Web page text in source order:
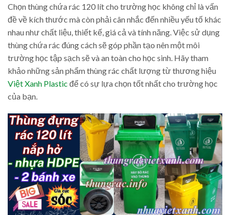
Chọn thùng chứa rác 120 lít cho trường học không chỉ là vấn
đề về kích thước mà còn phải cân nhắc đến nhiều yếu tố khác
nhau như chất liệu, thiết kế, giá cả và tính năng. Việc sử dụng
thùng chứa rác đúng cách sẽ góp phần tạo nên một môi
trường học tập sạch sẽ và an toàn cho học sinh. Hãy tham
khảo những sản phẩm thùng rác chất lượng từ thương hiệu
Việt Xanh Plastic để có sự lựa chọn tốt nhất cho trường học
của bạn.